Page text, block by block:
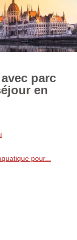
parc
en
pour...